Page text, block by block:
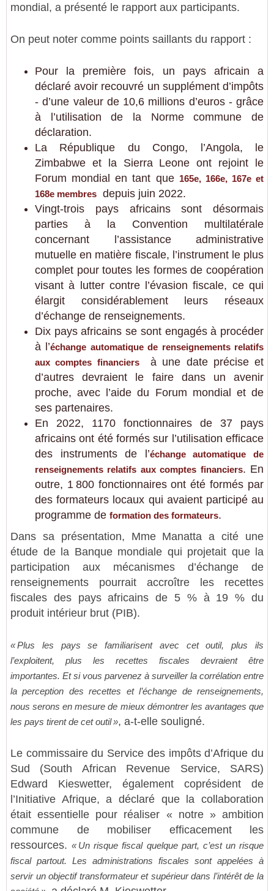
mondial, a présenté le rapport aux participants.
On peut noter comme points saillants du rapport :
Pour la première fois, un pays africain a
déclaré avoir recouvré un supplément d’impôts
- d’une valeur de 10,6 millions d’euros - grâce
à l’utilisation de la Norme commune de
déclaration.
La République du Congo, l’Angola, le
Zimbabwe et la Sierra Leone ont rejoint le
Forum mondial en tant que 165e, 166e, 167e et
168e membres depuis juin 2022.
Vingt-trois pays africains sont désormais
parties à la Convention multilatérale
concernant l’assistance administrative
mutuelle en matière fiscale, l’instrument le plus
complet pour toutes les formes de coopération
visant à lutter contre l’évasion fiscale, ce qui
élargit considérablement leurs réseaux
d’échange de renseignements.
Dix pays africains se sont engagés à procéder
à l’échange automatique de renseignements relatifs
aux comptes financiersà une date précise et
d’autres devraient le faire dans un avenir
proche, avec l’aide du Forum mondial et de
ses partenaires.
En 2022, 1170 fonctionnaires de 37 pays
africains ont été formés sur l’utilisation efficace
des instruments de l’échange automatique de
renseignements relatifs aux comptes financiers. En
outre, 1 800 fonctionnaires ont été formés par
des formateurs locaux qui avaient participé au
programme de formation des formateurs.
Dans sa présentation, Mme Manatta a cité une
étude de la Banque mondiale qui projetait que la
participation aux mécanismes d’échange de
renseignements pourrait accroître les recettes
fiscales des pays africains de 5 % à 19 % du
produit intérieur brut (PIB).
« Plus les pays se familiarisent avec cet outil, plus ils
l’exploitent, plus les recettes fiscales devraient être
importantes. Et si vous parvenez à surveiller la corrélation entre
la perception des recettes et l’échange de renseignements,
nous serons en mesure de mieux démontrer les avantages que
les pays tirent de cet outil », a-t-elle souligné.
Le commissaire du Service des impôts d’Afrique du
Sud (South African Revenue Service, SARS)
Edward Kieswetter, également coprésident de
l’Initiative Afrique, a déclaré que la collaboration
était essentielle pour réaliser « notre » ambition
commune de mobiliser efficacement les
ressources.« Un risque fiscal quelque part, c’est un risque
fiscal partout. Les administrations fiscales sont appelées à
servir un objectif transformateur et supérieur dans l’intérêt de la